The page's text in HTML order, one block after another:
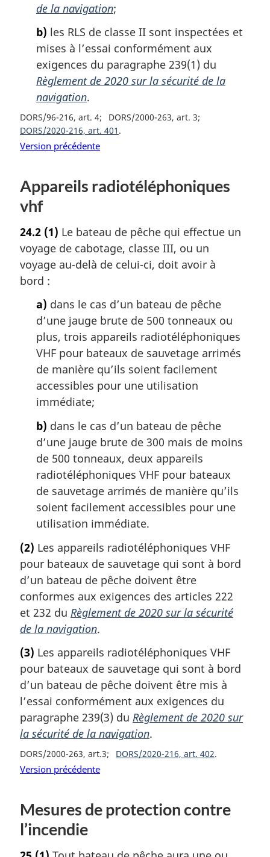
de la navigation;
b) les RLS de classe II sont inspectées et
mises à l’essai conformément aux
exigences du paragraphe 239(1) du
Règlement de 2020 sur la sécurité de la
navigation.
DORS/96-216, art. 4
DORS/2000-263, art. 3
DORS/2020-216, art. 401
Version précédente
Appareils radiotéléphoniques
vhf
24.2 (1) Le bateau de pêche qui effectue un
voyage de cabotage, classe III, ou un
voyage au-delà de celui-ci, doit avoir à
bord :
a) dans le cas d’un bateau de pêche
d’une jauge brute de 500 tonneaux ou
plus, trois appareils radiotéléphoniques
VHF pour bateaux de sauvetage arrimés
de manière qu’ils soient facilement
accessibles pour une utilisation
immédiate;
b) dans le cas d’un bateau de pêche
d’une jauge brute de 300 mais de moins
de 500 tonneaux, deux appareils
radiotéléphoniques VHF pour bateaux
de sauvetage arrimés de manière qu’ils
soient facilement accessibles pour une
utilisation immédiate.
(2) Les appareils radiotéléphoniques VHF
pour bateaux de sauvetage qui sont à bord
d’un bateau de pêche doivent être
conformes aux exigences des articles 222
et 232 du Règlement de 2020 sur la sécurité
de la navigation.
(3) Les appareils radiotéléphoniques VHF
pour bateaux de sauvetage qui sont à bord
d’un bateau de pêche doivent être mis à
l’essai conformément aux exigences du
paragraphe 239(3) du Règlement de 2020 sur
la sécurité de la navigation.
DORS/2000-263, art.3 DORS/2020-216, art. 402
Version précédente
Mesures de protection contre
l’incendie